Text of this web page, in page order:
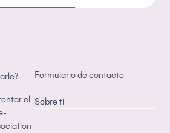
el
Formulario de contacto
Sobre ti